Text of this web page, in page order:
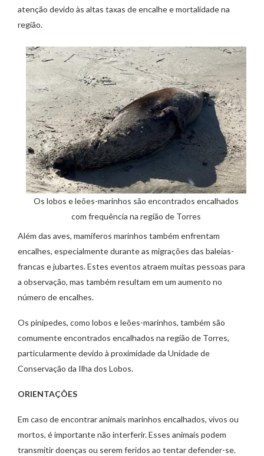
atenção devido às altas taxas de encalhe e mortalidade na
região.
Os lobos e leões-marinhos são encontrados encalhados
com frequência na região de Torres
Além das aves, mamíferos marinhos também enfrentam
encalhes, especialmente durante as migrações das baleias-
francas e jubartes. Estes eventos atraem muitas pessoas para
a observação, mas também resultam em um aumento no
número de encalhes.
Os pinípedes, como lobos e leões-marinhos, também são
comumente encontrados encalhados na região de Torres,
particularmente devido à proximidade da Unidade de
Conservação da Ilha dos Lobos.
ORIENTAÇÕES
Em caso de encontrar animais marinhos encalhados, vivos ou
mortos, é importante não interferir. Esses animais podem
transmitir doenças ou serem feridos ao tentar defender-se.